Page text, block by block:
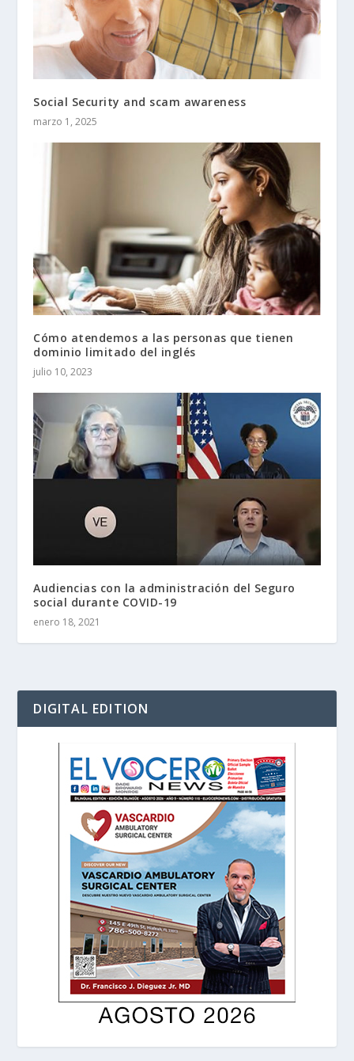
Social Security and scam awareness
marzo 1, 2025
Cómo atendemos a las personas que tienen
dominio limitado del inglés
julio 10, 2023
Audiencias con la administración del Seguro
social durante COVID-19
enero 18, 2021
DIGITAL EDITION